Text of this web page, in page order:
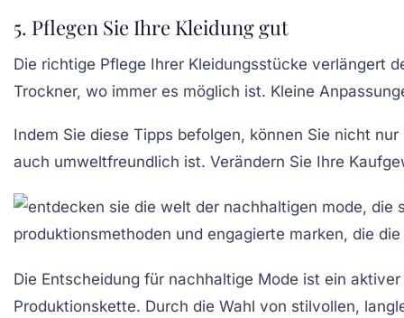
5. Pflegen Sie Ihre Kleidung gut
Die richtige Pflege Ihrer Kleidungsstücke verlängert
Trockner, wo immer es möglich ist. Kleine
Indem Sie diese Tipps befolgen, können Sie nicht
auch umweltfreundlich ist. Verändern Sie Ihre
Die Entscheidung für nachhaltige Mode ist ein
Produktionskette. Durch die Wahl von stilvollen,